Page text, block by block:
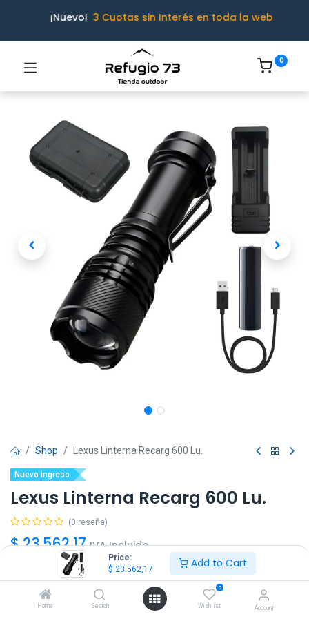
Price:
$ 23.562,17 Add to Cart
Home Search
0
Wishlist Account
¡Nuevo! 3 Cuotas sin Interés en toda la web
0
Shop Lexus Linterna Recarg 600 Lu.
Nuevo ingreso
Lexus Linterna Recarg 600 Lu.
(0 reseña)
$23.562,17 IVA Incluido